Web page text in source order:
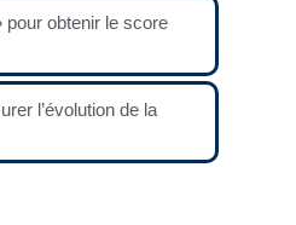
obtenir le score
l’évolution de la